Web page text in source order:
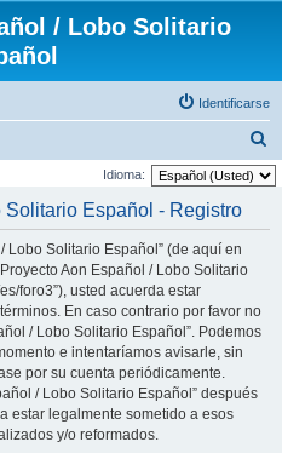
/ Lobo Solitario
Identificarse
u
Idioma:
Solitario Español - Registro
Lobo Solitario Español” (de aquí en
Aon Español / Lobo Solitario
foro3”), usted acuerda estar
En caso contrario por favor no
/ Lobo Solitario Español”. Podemos
e intentaríamos avisarle, sin
por su cuenta periódicamente.
/ Lobo Solitario Español” después
estar legalmente sometido a esos
y/o reformados.